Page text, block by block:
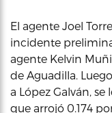
El agente Joel
incidente
agente Kelvin
de Aguadilla.
a López Galván,
que arrojó 0.174